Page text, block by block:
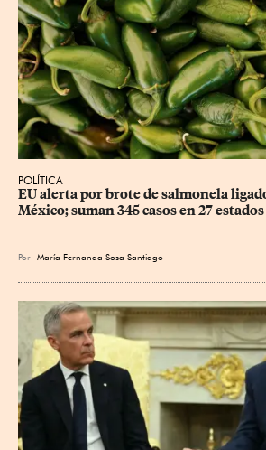
POLÍTICA
EU alerta por brote de salmonela
México; suman 345 casos en 27 estados
Por María Fernanda Sosa Santiago